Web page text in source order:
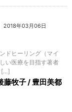
2018年03月06日
ドヒーリング（マイ
い医療を目指す著者
[…]
藤牧子 / 豊田美都